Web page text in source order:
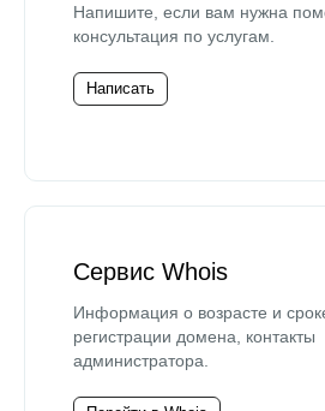
Напишите, если вам нужна
консультация по услугам.
Написать
Сервис Whois
Информация о возрасте и
регистрации домена, контакты
администратора.